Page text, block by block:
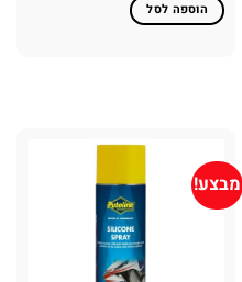
₪150.
₪120. הוספה לסל
מבצע!